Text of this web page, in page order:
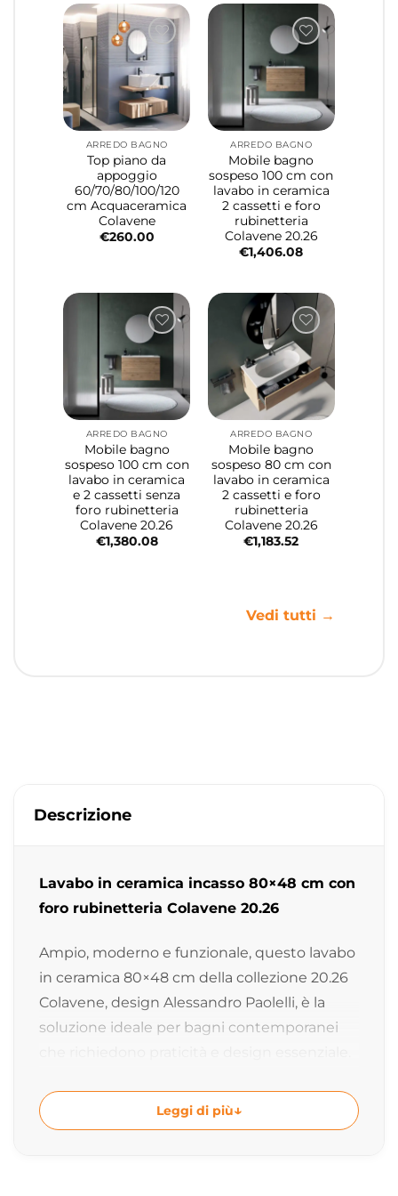
ARREDO BAGNO
Top piano da
appoggio
60/70/80/100/120
cm Acquaceramica
Colavene
€260.00
ARREDO BAGNO
Mobile bagno
sospeso 100 cm con
lavabo in ceramica
2 cassetti e foro
rubinetteria
Colavene 20.26
€1,406.08
ARREDO BAGNO
Mobile bagno
sospeso 100 cm con
lavabo in ceramica
e 2 cassetti senza
foro rubinetteria
Colavene 20.26
€1,380.08
ARREDO BAGNO
Mobile bagno
sospeso 80 cm con
lavabo in ceramica
2 cassetti e foro
rubinetteria
Colavene 20.26
€1,183.52
Vedi tutti →
Descrizione
Lavabo in ceramica incasso 80×48 cm con
foro rubinetteria Colavene 20.26
Ampio, moderno e funzionale, questo lavabo
in ceramica 80×48 cm della collezione 20.26
Colavene, design Alessandro Paolelli, è la
soluzione ideale per bagni contemporanei
per installazioni su mobile bagno sia per
progetti d’arredo moderni.
Leggi di più